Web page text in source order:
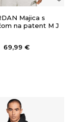
Majica s
na patent M J
69,99 €